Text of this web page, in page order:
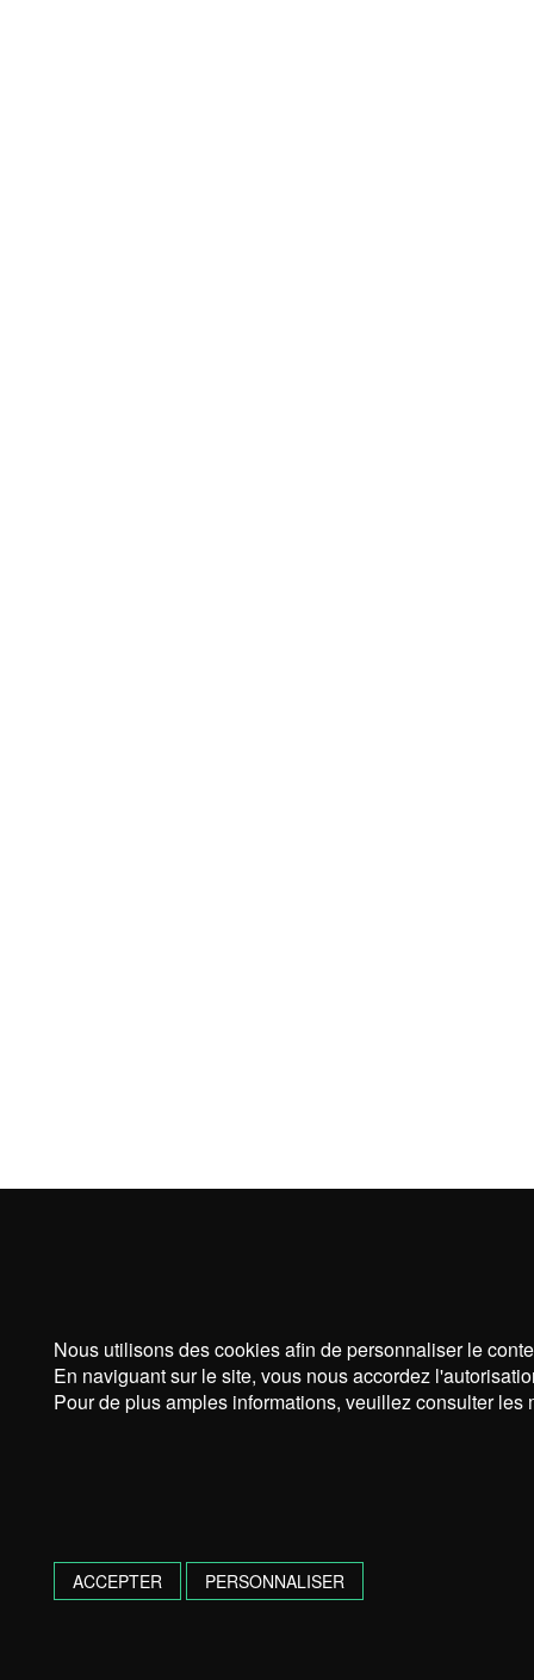
Nous utilisons des cookies afin de personnaliser le
En naviguant sur le site, vous nous accordez
Pour de plus amples informations, veuillez consulter les
ACCEPTER PERSONNALISER